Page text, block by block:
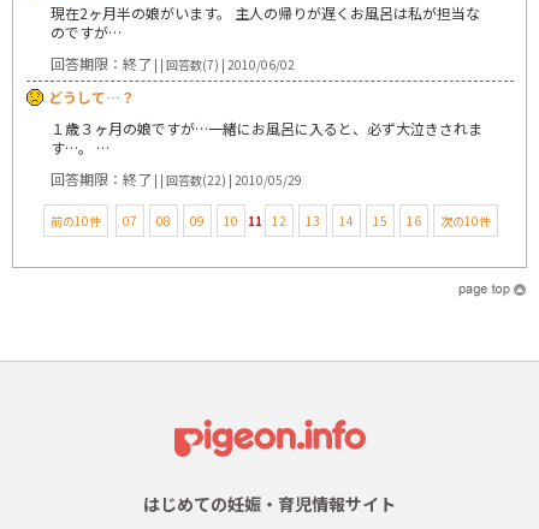
現在2ヶ月半の娘がいます。 主人の帰りが遅くお風呂は私が担当な
のですが…
回答期限：終了 | | 回答数(7) | 2010/06/02
どうして…？
１歳３ヶ月の娘ですが…一緒にお風呂に入ると、必ず大泣きされま
す…。 …
回答期限：終了 | | 回答数(22) | 2010/05/29
前の10件 07 08 09 10 11 12 13 14 15 16 次の10件
はじめての妊娠・育児情報サイト